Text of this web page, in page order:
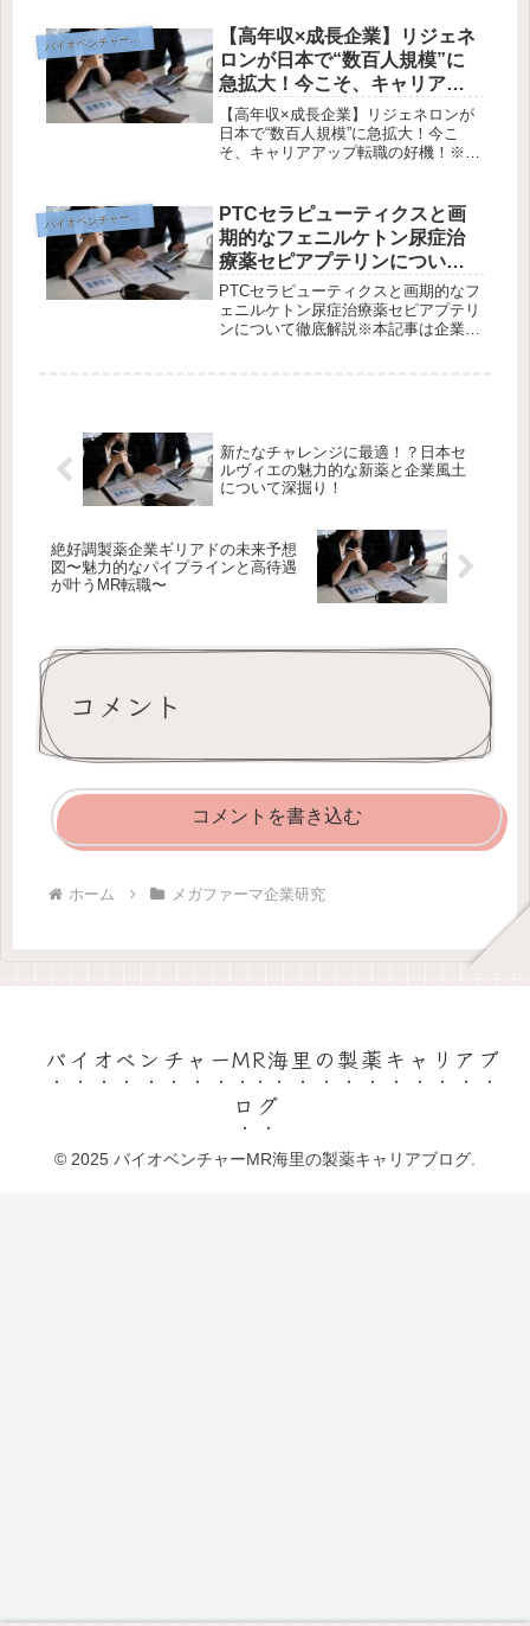
インサイト社の日本における展開とそ
の将来性、さらにMRとして働く魅力
に...
バイオベンチャー企業研究
【高年収×成長企業】リジェネ
ロンが日本で“数百人規模”に
急拡大！今こそ、キャリアア
ップ転職の好機！
【高年収×成長企業】リジェネロンが
日本で“数百人規模”に急拡大！今こ
そ、キャリアアップ転職の好機！※本
百人規模”に急成長！アメリカ発のバ
イオ医薬品企業「リジェネロン」
は、...
バイオベンチャー企業研究
PTCセラピューティクスと画
期的なフェニルケトン尿症治
療薬セピアプテリンについて
徹底解説
PTCセラピューティクスと画期的なフ
ェニルケトン尿症治療薬セピアプテリ
ンについて徹底解説※本記事は企業公
新たなチャレンジに最適！？日本セ
ルヴィエの魅力的な新薬と企業風土
について深掘り！
絶好調製薬企業ギリアドの未来予想
図〜魅力的なパイプラインと高待遇
が叶うMR転職〜
コメント
コメントを書き込む
ホーム メガファーマ企業研究
バイオベンチャーMR海里の製薬キャリアブ
ログ
© 2025 バイオベンチャーMR海里の製薬キャリアブログ.